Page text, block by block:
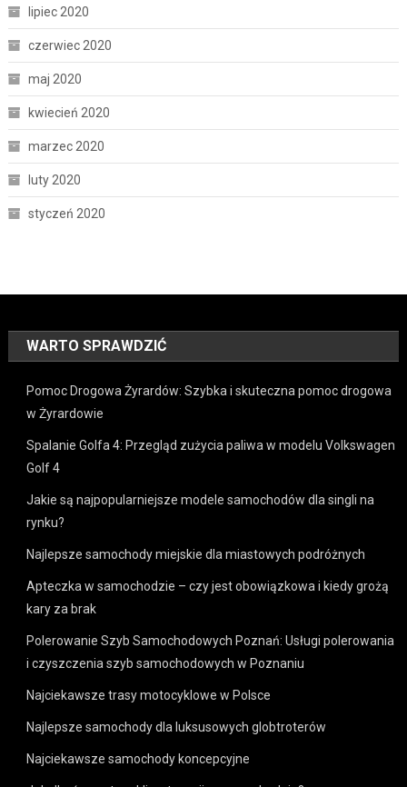
lipiec 2020
czerwiec 2020
maj 2020
kwiecień 2020
marzec 2020
luty 2020
styczeń 2020
WARTO SPRAWDZIĆ
Pomoc Drogowa Żyrardów: Szybka i skuteczna pomoc drogowa
w Żyrardowie
Spalanie Golfa 4: Przegląd zużycia paliwa w modelu Volkswagen
Golf 4
Jakie są najpopularniejsze modele samochodów dla singli na
rynku?
Najlepsze samochody miejskie dla miastowych podróżnych
Apteczka w samochodzie – czy jest obowiązkowa i kiedy grożą
kary za brak
Polerowanie Szyb Samochodowych Poznań: Usługi polerowania
i czyszczenia szyb samochodowych w Poznaniu
Najciekawsze trasy motocyklowe w Polsce
Najlepsze samochody dla luksusowych globtroterów
Najciekawsze samochody koncepcyjne